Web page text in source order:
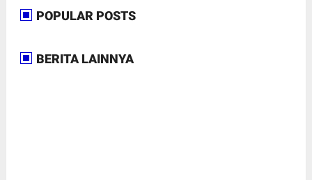
POPULAR POSTS
BERITA LAINNYA